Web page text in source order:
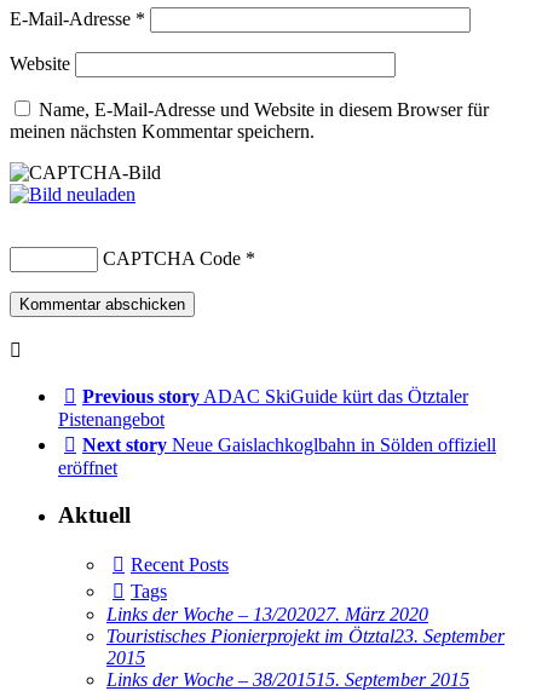
E-Mail-Adresse *
Website
Name, E-Mail-Adresse und Website in diesem Browser für
meinen nächsten Kommentar speichern.
CAPTCHA Code *
Previous story ADAC SkiGuide kürt das Ötztaler
Pistenangebot
Next story Neue Gaislachkoglbahn in Sölden offiziell
eröffnet
Aktuell
Recent Posts
Tags
Links der Woche – 13/202027. März 2020
Touristisches Pionierprojekt im Ötztal23. September
2015
Links der Woche – 38/201515. September 2015